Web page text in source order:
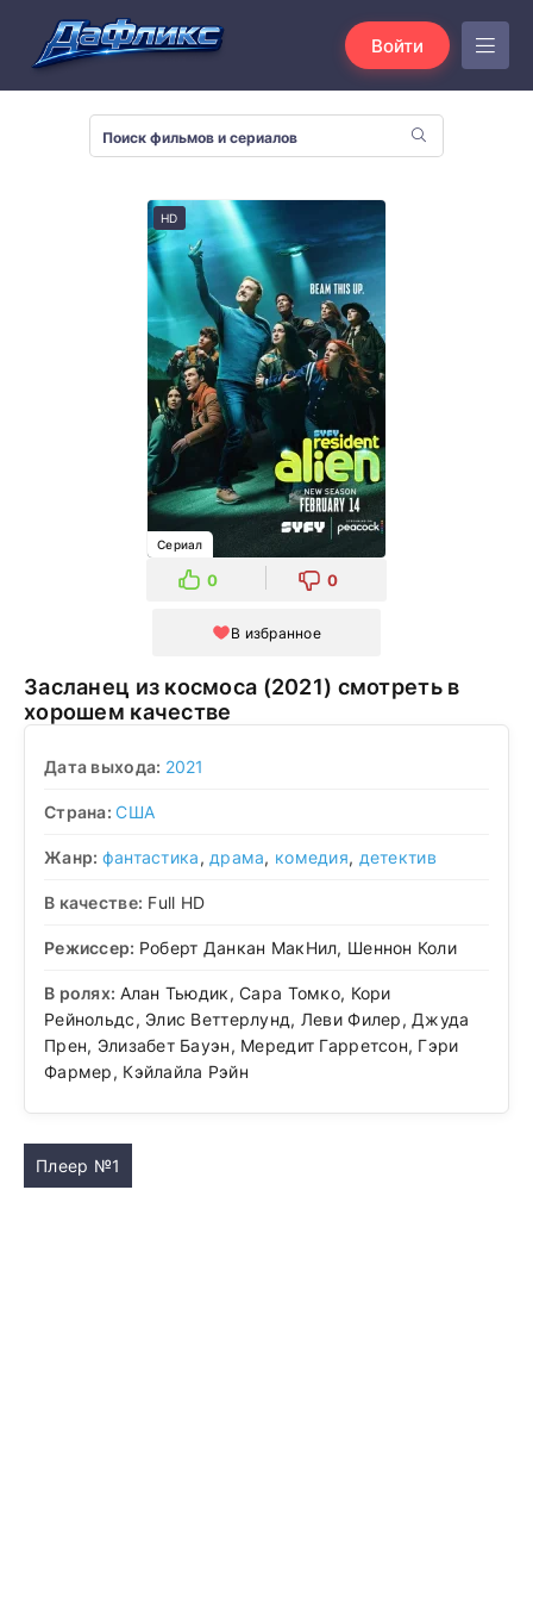
Войти
HD
Сериал
0 0
В избранное
Засланец из космоса (2021) смотреть в
хорошем качестве
Дата выхода: 2021
Страна:США
Жанр: фантастика, драма, комедия, детектив
В качестве: Full HD
Режиссер: Роберт Данкан МакНил, Шеннон Коли
В ролях: Алан Тьюдик, Сара Томко, Кори
Рейнольдс, Элис Веттерлунд, Леви Филер, Джуда
Прен, Элизабет Бауэн, Мередит Гарретсон, Гэри
Фармер, Кэйлайла Рэйн
Плеер №1